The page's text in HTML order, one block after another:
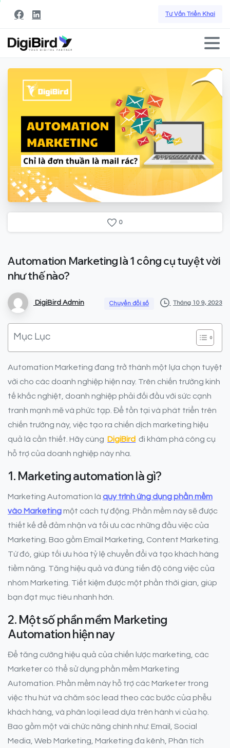
Tư Vấn Triển Khai
0
Automation Marketinglà1 côngcụtuyệtvời
nhưthếnào?
DigiBird Admin Chuyển đổi số Tháng 10 9, 2023
Mục Lục
Automation Marketing đang trở thành một lựa chọn tuyệt
vời cho các doanh nghiệp hiện nay. Trên chiến trường kinh
tế khắc nghiệt, doanh nghiệp phải đối đầu với sức cạnh
tranh mạnh mẽ và phức tạp. Để tồn tại và phát triển trên
chiến trường này, việc tạo ra chiến dịch marketing hiệu
quả là cần thiết. Hãy cùng DigiBird đi khám phá công cụ
hỗ trợ của doanh nghiệp này nha.
1. Marketing automation là gì?
Marketing Automation là quy trình ứng dụng phần mềm
vào Marketingmột cách tự động. Phần mềm này sẽ được
thiết kế để đảm nhận và tối ưu các những đầu việc của
Marketing. Bao gồm Email Marketing, Content Marketing.
Từ đó, giúp tối ưu hóa tỷ lệ chuyển đổi và tạo khách hàng
tiềm năng. Tăng hiệu quả và đúng tiến độ công việc của
nhóm Marketing. Tiết kiệm được một phần thời gian, giúp
bạn đạt mục tiêu nhanh hơn.
2. Một số phần mềm Marketing
Automation hiện nay
Để tăng cường hiệu quả của chiến lược marketing, các
Marketer có thể sử dụng phần mềm Marketing
Automation. Phần mềm này hỗ trợ các Marketer trong
việc thu hút và chăm sóc lead theo các bước của phễu
khách hàng, và phân loại lead dựa trên hành vi của họ.
Bao gồm một vài chức năng chính như: Email, Social
Media, Web Marketing, Marketing đa kênh, Phân tích